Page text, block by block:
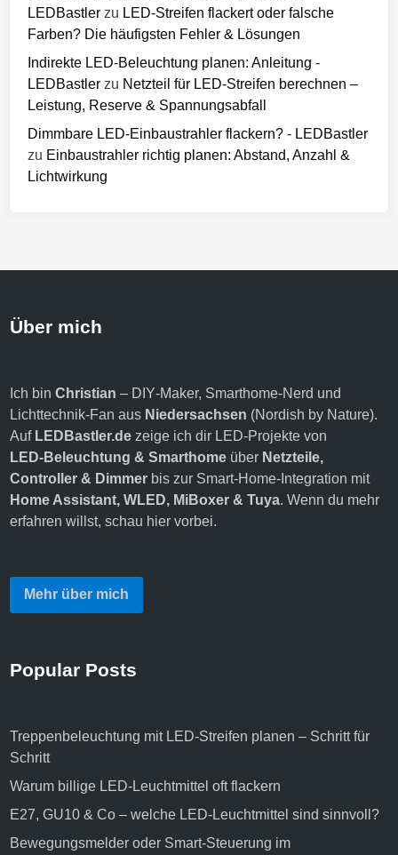
LEDBastler zu LED-Streifen flackert oder falsche
Farben? Die häufigsten Fehler & Lösungen
Indirekte LED-Beleuchtung planen: Anleitung -
LEDBastler zu Netzteil für LED-Streifen berechnen –
Leistung, Reserve & Spannungsabfall
Dimmbare LED-Einbaustrahler flackern? - LEDBastler
zu Einbaustrahler richtig planen: Abstand, Anzahl &
Lichtwirkung
Über mich
Ich binChristian – DIY‑Maker, Smarthome‑Nerd und
Lichttechnik‑Fan aus Niedersachsen (Nordish by Nature).
Auf LEDBastler.de zeige ich dir LED‑Projekte von
LED‑Beleuchtung & Smarthome über Netzteile,
Controller & Dimmer bis zur Smart‑Home‑Integration mit
Home Assistant, WLED, MiBoxer & Tuya. Wenn du mehr
erfahren willst,schau hier vorbei.
Mehr über mich
Popular Posts
Treppenbeleuchtung mit LED-Streifen planen – Schritt für
Schritt
Warum billige LED-Leuchtmittel oft flackern
E27, GU10 & Co – welche LED-Leuchtmittel sind sinnvoll?
Bewegungsmelder oder Smart-Steuerung im